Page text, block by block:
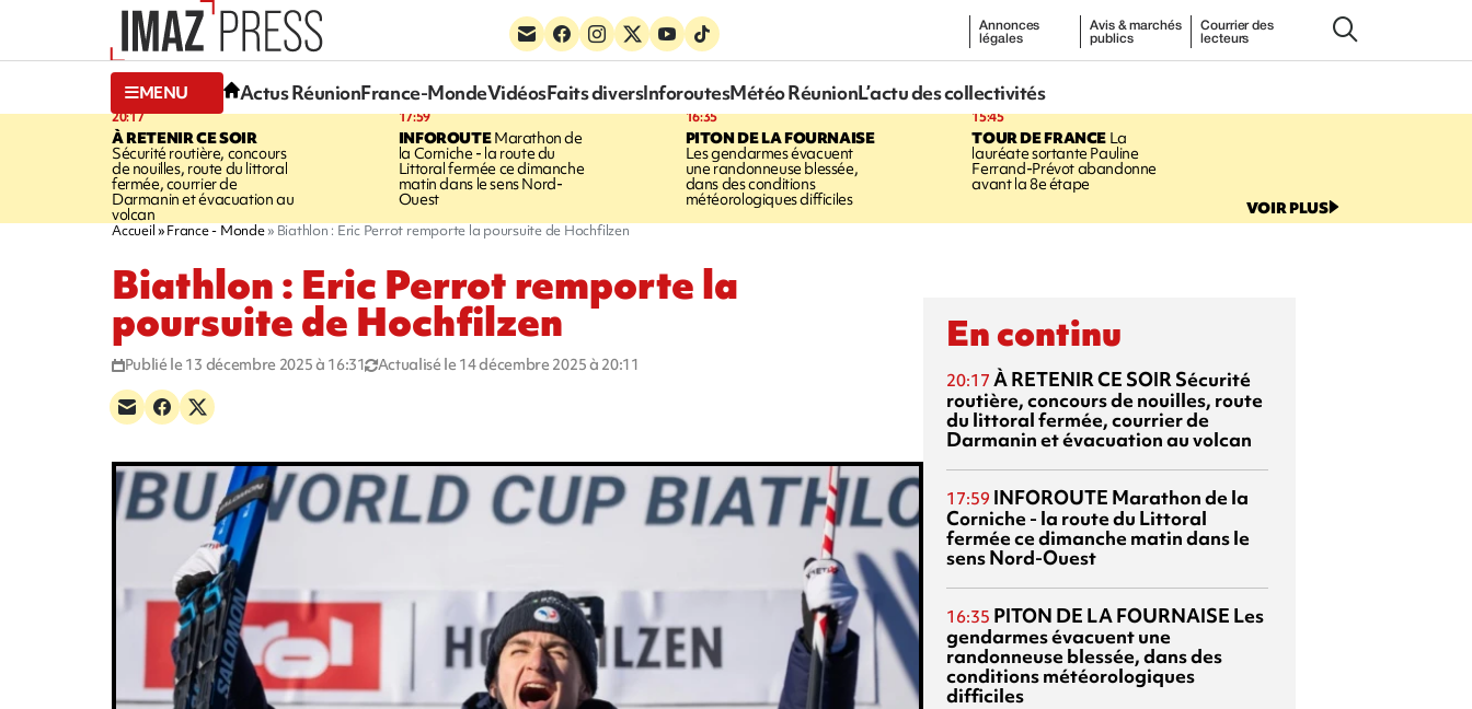
Annonces
légales
Avis & marchés
publics
Courrier des
lecteurs
MENU Actus RéunionFrance-MondeVidéosFaits diversInforoutesMétéo RéunionL’actu des collectivités
20:17
À RETENIR CE SOIR
Sécurité routière, concours
de nouilles, route du littoral
fermée, courrier de
Darmanin et évacuation au
volcan
17:59
INFOROUTEMarathon de
la Corniche - la route du
Littoral fermée ce dimanche
matin dans le sens Nord-
Ouest
16:35
PITON DE LA FOURNAISE
Les gendarmes évacuent
une randonneuse blessée,
dans des conditions
météorologiques difficiles
15:45
TOUR DE FRANCELa
lauréate sortante Pauline
Ferrand-Prévot abandonne
avant la 8e étape
VOIR PLUS
Accueil France - Monde Biathlon : Eric Perrot remporte la poursuite de Hochfilzen
Biathlon : Eric Perrot remporte la
poursuite de Hochfilzen
Publié le 13 décembre 2025 à 16:31 Actualisé le 14 décembre 2025 à 20:11
En continu
20:17 À RETENIR CE SOIR Sécurité
routière, concours de nouilles, route
du littoral fermée, courrier de
Darmanin et évacuation au volcan
17:59 INFOROUTE Marathon de la
Corniche - la route du Littoral
fermée ce dimanche matin dans le
sens Nord-Ouest
16:35 PITON DE LA FOURNAISE Les
gendarmes évacuent une
randonneuse blessée, dans des
conditions météorologiques
difficiles